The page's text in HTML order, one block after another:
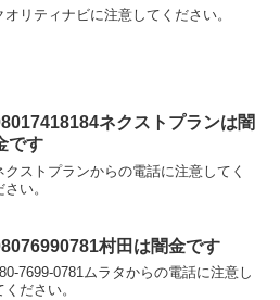
オリティナビに注意してください。
ネクストプランは闇
です
クストプランからの電話に注意してく
さい。
村田は闇金です
7699-0781ムラタからの電話に注意し
ください。